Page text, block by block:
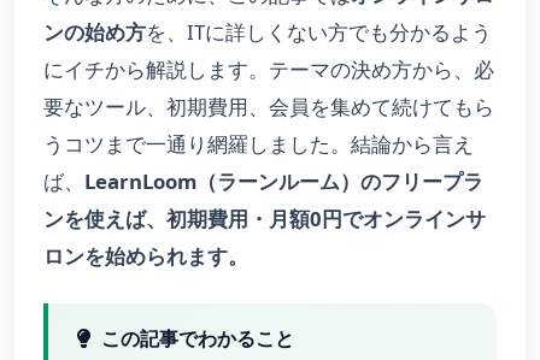
ンの始め方を、ITに詳しくない方でも分かるよう
にイチから解説します。テーマの決め方から、必
要なツール、初期費用、会員を集めて続けてもら
うコツまで一通り網羅しました。結論から言え
ば、 LearnLoom（ラーンルーム）のフリープラ
ンを使えば、初期費用・月額0円でオンラインサ
ロンを始められます。
この記事でわかること